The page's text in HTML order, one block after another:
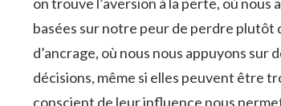
‍on⁣ trouve l’aversion à la ⁤perte, où
basées sur notre peur de perdre plutôt
d’ancrage, où nous⁤ nous appuyons
décisions, même ⁣si‍ elles peuvent être
conscient de leur⁤ influence nous